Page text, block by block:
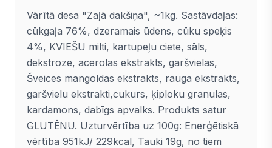
Vārītā desa "Zaļā dakšiņa", ~1kg. Sastāvdaļas:
cūkgaļa 76%, dzeramais ūdens, cūku speķis
4%, KVIEŠU milti, kartupeļu ciete, sāls,
dekstroze, acerolas ekstrakts, garšvielas,
Šveices mangoldas ekstrakts, rauga ekstrakts,
garšvielu ekstrakti,cukurs, ķiploku granulas,
kardamons, dabīgs apvalks. Produkts satur
GLUTĒNU. Uzturvērtība uz 100g: Enerģētiskā
vērtība 951kJ/ 229kcal, Tauki 19g, no tiem